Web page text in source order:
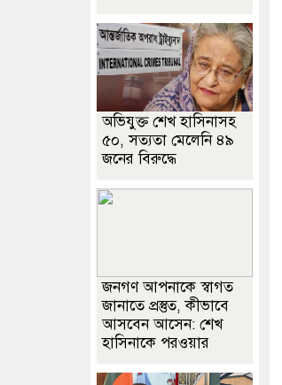
অভিযুক্ত শেখ হাসিনাসহ
৫০, সত্যতা মেলেনি ৪৯
জনের বিরুদ্ধে
জনগণ আপনাকে স্বাগত
জানাতে প্রস্তুত, কীভাবে
আসবেন আসেন: শেখ
হাসিনাকে পরওয়ার